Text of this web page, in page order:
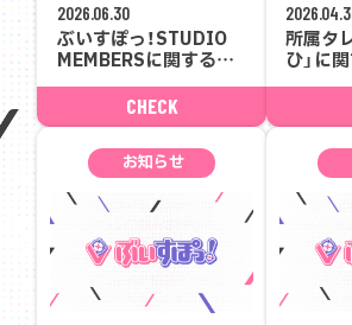
2026.06.30
ぶいすぽっ！STUDIO
MEMBERSに関するお
知らせ
CHECK
所属タ
ひ」に
お知らせ